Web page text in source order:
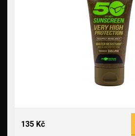
135 Kč